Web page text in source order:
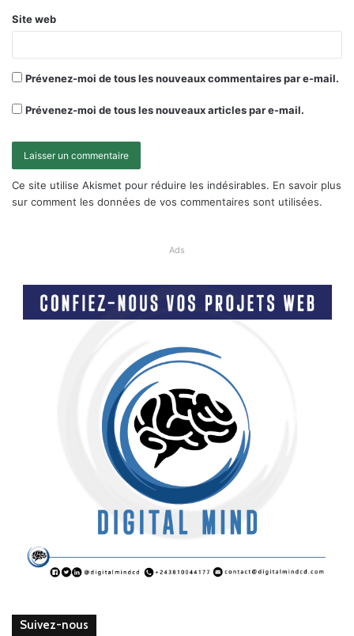
Site web
Prévenez-moi de tous les nouveaux commentaires par e-mail.
Prévenez-moi de tous les nouveaux articles par e-mail.
Ce site utilise Akismet pour réduire les indésirables. En savoir plus
sur comment les données de vos commentaires sont utilisées.
Ads
Suivez-nous